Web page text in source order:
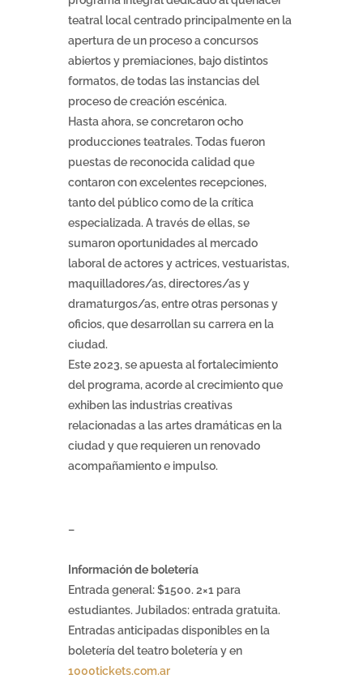
teatral local centrado principalmente en la
apertura de un proceso a concursos
abiertos y premiaciones, bajo distintos
formatos, de todas las instancias del
proceso de creación escénica.
Hasta ahora, se concretaron ocho
producciones teatrales. Todas fueron
puestas de reconocida calidad que
contaron con excelentes recepciones,
tanto del público como de la crítica
especializada. A través de ellas, se
sumaron oportunidades al mercado
laboral de actores y actrices, vestuaristas,
maquilladores/as, directores/as y
dramaturgos/as, entre otras personas y
oficios, que desarrollan su carrera en la
ciudad.
Este 2023, se apuesta al fortalecimiento
del programa, acorde al crecimiento que
exhiben las industrias creativas
relacionadas a las artes dramáticas en la
ciudad y que requieren un renovado
acompañamiento e impulso.
–
Información de boletería
Entrada general: $1500. 2×1 para
estudiantes. Jubilados: entrada gratuita.
Entradas anticipadas disponibles en la
boletería del teatro boletería y en
1000tickets.com.ar